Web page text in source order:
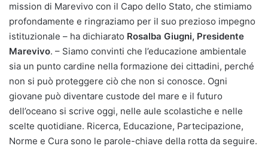
mission di Marevivo con il Capo dello Stato, che stimiamo
profondamente e ringraziamo per il suo prezioso impegno
istituzionale – ha dichiarato Rosalba Giugni, Presidente
Marevivo. – Siamo convinti che l’educazione ambientale
sia un punto cardine nella formazione dei cittadini, perché
non si può proteggere ciò che non si conosce. Ogni
giovane può diventare custode del mare e il futuro
dell’oceano si scrive oggi, nelle aule scolastiche e nelle
scelte quotidiane. Ricerca, Educazione, Partecipazione,
Norme e Cura sono le parole-chiave della rotta da seguire.